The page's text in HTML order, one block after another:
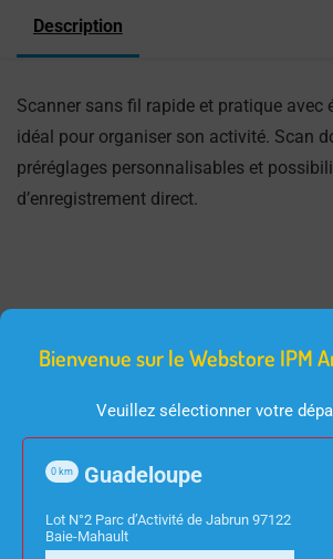
Description
Scanner sans fil rapide et pratique avec
idéal pour organiser son activité. Scan
préréglages personnalisables et
d’enregistrement direct.
Bienvenue sur le Webstore IPM
Veuillez sélectionner votre
Guadeloupe
0 km
Lot N°2 Parc d’Activité de Jabrun 97122
Baie-Mahault